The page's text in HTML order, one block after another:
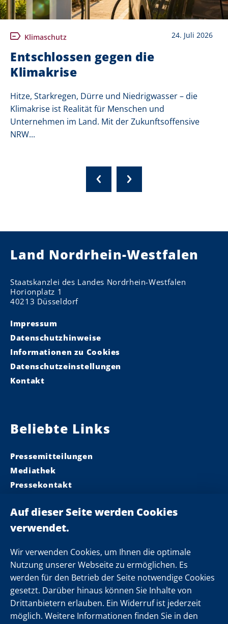
Wir verwenden Cookies, um Ihnen die optimale
Nutzung unserer Webseite zu ermöglichen. Es
werden für den Betrieb der Seite notwendige Cookies
gesetzt. Darüber hinaus können Sie Inhalte von
Drittanbietern erlauben. Ein Widerruf ist jederzeit
möglich. Weitere Informationen finden Sie in den
Klimaschutz 24. Juli 2026
Entschlossen gegen die
Klimakrise
Hitze, Starkregen, Dürre und Niedrigwasser – die
Klimakrise ist Realität für Menschen und
Unternehmen im Land. Mit der Zukunftsoffensive
NRW...
Land Nordrhein-Westfalen
Staatskanzlei des Landes Nordrhein-Westfalen
Horionplatz 1
40213 Düsseldorf
Impressum
Datenschutzhinweise
Informationen zu Cookies
Datenschutzeinstellungen
Kontakt
Beliebte Links
Pressemitteilungen
Mediathek
Pressekontakt
Landeskabinett
Einsamkeit
Folgen Sie uns